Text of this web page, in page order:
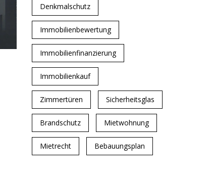
Denkmalschutz
Immobilienbewertung
Immobilienfinanzierung
Immobilienkauf
Zimmertüren Sicherheitsglas
Brandschutz Mietwohnung
Mietrecht Bebauungsplan